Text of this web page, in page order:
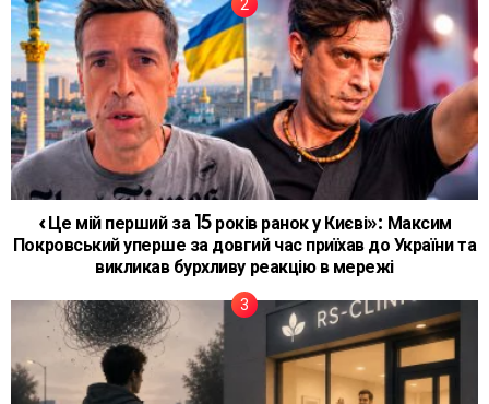
«Це мій перший за 15 років ранок у Києві»: Максим
Покровський уперше за довгий час приїхав до України та
викликав бурхливу реакцію в мережі